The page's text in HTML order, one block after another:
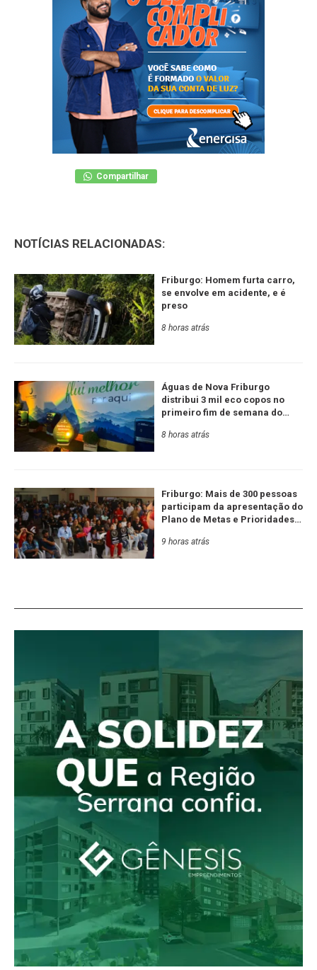
Compartilhar
NOTÍCIAS RELACIONADAS:
Friburgo: Homem furta carro,
se envolve em acidente, e é
preso
8 horas atrás
Águas de Nova Friburgo
distribui 3 mil eco copos no
primeiro fim de semana do
8 horas atrás
Friburgo: Mais de 300 pessoas
participam da apresentação do
Plano de Metas e Prioridades
9 horas atrás